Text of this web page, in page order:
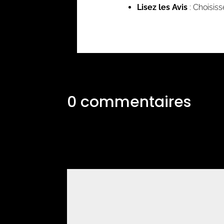
Lisez les Avis:
0 commentaires